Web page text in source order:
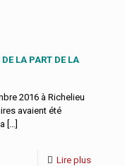
DE LA PART DE LA
2016 à Richelieu
avaient été
[…]
Lire plus